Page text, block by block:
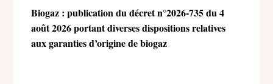
Biogaz : publication du décret n°2026-735 du 4
août 2026 portant diverses dispositions relatives
aux garanties d’origine de biogaz